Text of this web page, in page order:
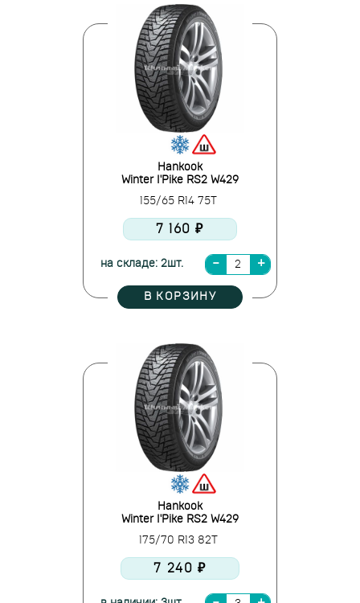
Hankook
Winter I'Pike RS2 W429
155/65 R14 75T
7 160 ₽
на складе: 2шт.
В КОРЗИНУ
Hankook
Winter I'Pike RS2 W429
175/70 R13 82T
7 240 ₽